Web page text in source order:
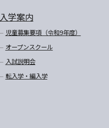
入学案内
児童募集要項（令和9年度）
オープンスクール
入試説明会
転入学・編入学